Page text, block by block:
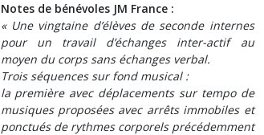
Notes de bénévoles JM France :
« Une vingtaine d’élèves de seconde internes
pour un travail d’échanges inter-actif au
moyen du corps sans échanges verbal.
Trois séquences sur fond musical :
la première avec déplacements sur tempo de
musiques proposées avec arrêts immobiles et
ponctués de rythmes corporels précédemment